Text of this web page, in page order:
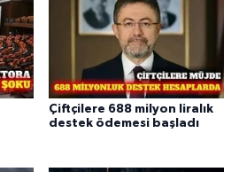
Çiftçilere 688 milyon liralık
destek ödemesi başladı